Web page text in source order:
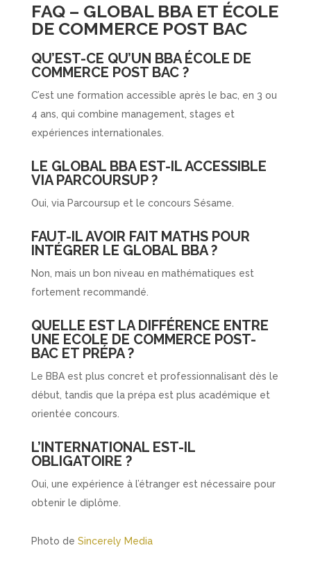
FAQ – GLOBAL BBA ET ÉCOLE
DE COMMERCE POST BAC
QU’EST-CE QU’UN BBA ÉCOLE DE
COMMERCE POST BAC ?
C’est une formation accessible après le bac, en 3 ou
4 ans, qui combine management, stages et
expériences internationales.
LE GLOBAL BBA EST-IL ACCESSIBLE
VIA PARCOURSUP ?
Oui, via Parcoursup et le concours Sésame.
FAUT-IL AVOIR FAIT MATHS POUR
INTÉGRER LE GLOBAL BBA ?
Non, mais un bon niveau en mathématiques est
fortement recommandé.
QUELLE EST LA DIFFÉRENCE ENTRE
UNE ECOLE DE COMMERCE POST-
BAC ET PRÉPA ?
Le BBA est plus concret et professionnalisant dès le
début, tandis que la prépa est plus académique et
orientée concours.
L’INTERNATIONAL EST-IL
OBLIGATOIRE ?
Oui, une expérience à l’étranger est nécessaire pour
obtenir le diplôme.
Photo de Sincerely Media